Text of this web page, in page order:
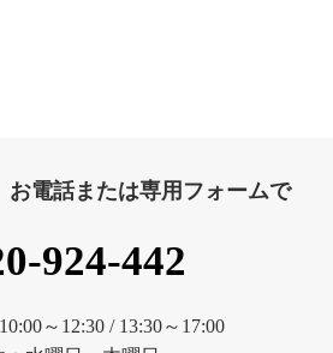
お電話または専用フォームで
924-442
～12:30 / 13:30～17:00